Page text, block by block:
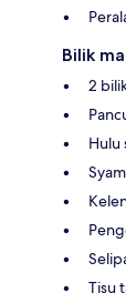
Bilik
2
Hulu
Tisu